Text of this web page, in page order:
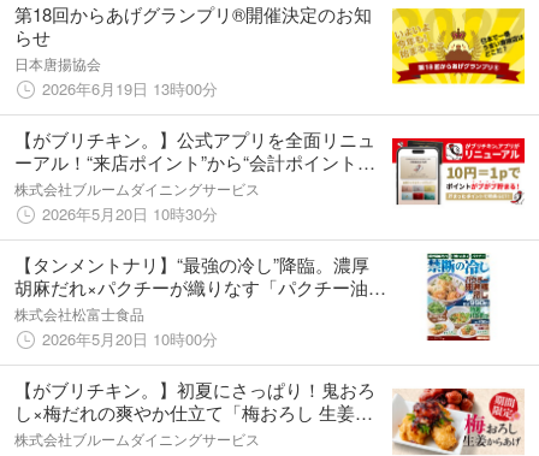
第18回からあげグランプリ®開催決定のお知
らせ
日本唐揚協会
2026年6月19日 13時00分
【がブリチキン。】公式アプリを全面リニュ
ーアル！“来店ポイント”から“会計ポイント
制”へ進化 ランク制度も8段階に拡大
株式会社ブルームダイニングサービス
2026年5月20日 10時30分
【タンメントナリ】“最強の冷し”降臨。濃厚
胡麻だれ×パクチーが織りなす「パクチー油淋
鶏冷し」5月22日（金）より全店で販売開始！
株式会社松富士食品
2026年5月20日 10時00分
【がブリチキン。】初夏にさっぱり！鬼おろ
し×梅だれの爽やか仕立て「梅おろし 生姜か
らあげ」新登場‼
株式会社ブルームダイニングサービス